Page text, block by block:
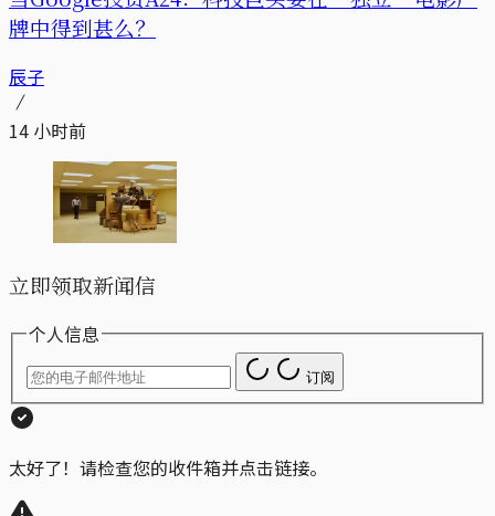
牌中得到甚么？
辰子
14 小时前
立即领取新闻信
个人信息
订阅
太好了！请检查您的收件箱并点击链接。